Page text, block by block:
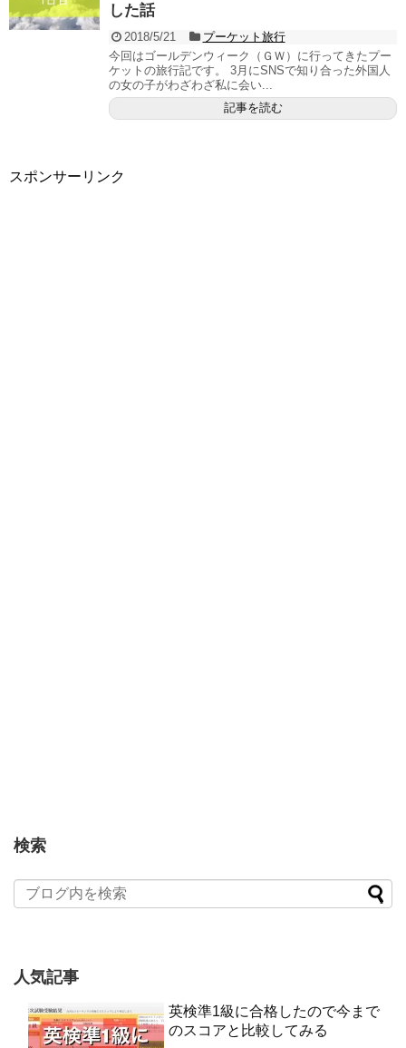
した話
2018/5/21
プーケット旅行
今回はゴールデンウィーク（ＧＷ）に行ってきたプー
ケットの旅行記です。 3月にSNSで知り合った外国人
の女の子がわざわざ私に会い...
記事を読む
スポンサーリンク
検索
人気記事
英検準1級に合格したので今まで
のスコアと比較してみる